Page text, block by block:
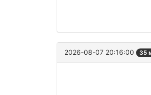
2026-08-07 20:16:00 35